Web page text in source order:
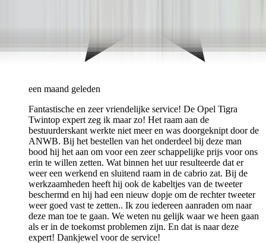
een maand geleden
Fantastische en zeer vriendelijke service! De Opel Tigra
Twintop expert zeg ik maar zo! Het raam aan de
bestuurderskant werkte niet meer en was doorgeknipt door de
ANWB. Bij het bestellen van het onderdeel bij deze man
bood hij het aan om voor een zeer schappelijke prijs voor ons
erin te willen zetten. Wat binnen het uur resulteerde dat er
weer een werkend en sluitend raam in de cabrio zat. Bij de
werkzaamheden heeft hij ook de kabeltjes van de tweeter
beschermd en hij had een nieuw dopje om de rechter tweeter
weer goed vast te zetten.. Ik zou iedereen aanraden om naar
deze man toe te gaan. We weten nu gelijk waar we heen gaan
als er in de toekomst problemen zijn. En dat is naar deze
expert! Dankjewel voor de service!